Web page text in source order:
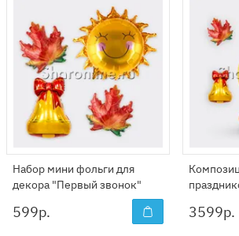
Набор мини фольги для
декора "Первый звонок"
599р. 3599р.